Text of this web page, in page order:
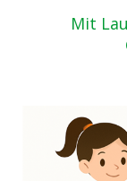
Beitrags-
Navigation
Mit